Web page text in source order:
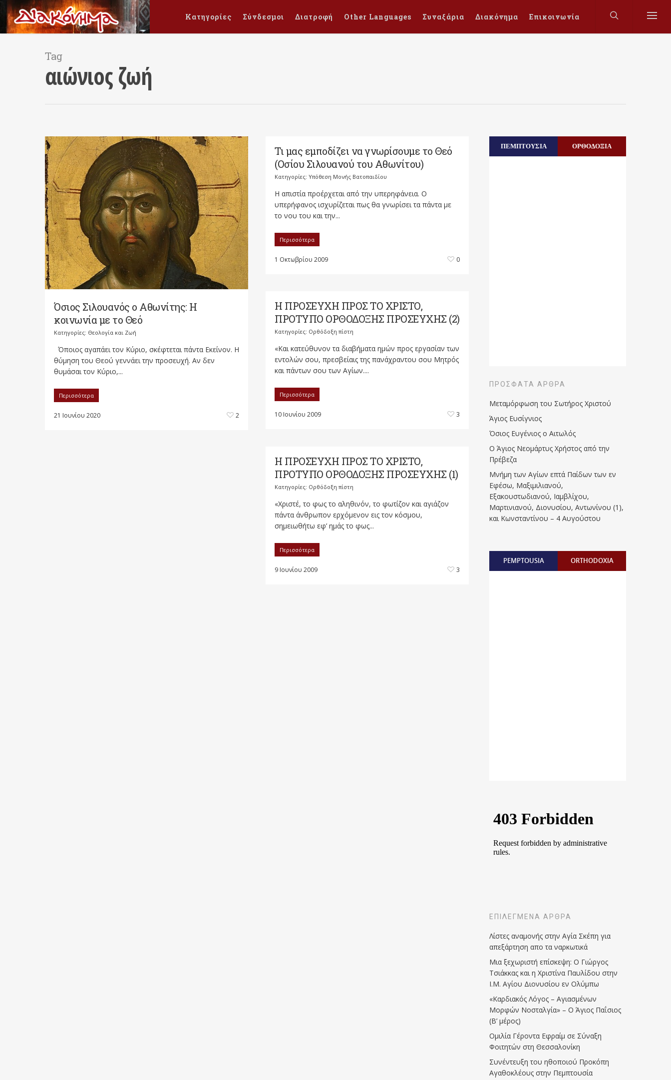
Κατηγορίες Σύνδεσμοι Διατροφή Other Languages Συναξάρια Διακόνημα Επικοινωνία
Tag
αιώνιος ζωή
Όσιος Σιλουανός ο Αθωνίτης: Η
κοινωνία με το Θεό
Κατηγορίες: Θεολογία και Ζωή
Όποιος αγαπάει τον Κύριο, σκέφτεται πάντα Εκείνον. Η
θύμηση του Θεού γεννάει την προσευχή. Αν δεν
θυμάσαι τον Κύριο,...
Περισσότερα
21 Ιουνίου 2020 2
Τι μας εμποδίζει να γνωρίσουμε το Θεό
(Οσίου Σιλουανού του Αθωνίτου)
Κατηγορίες: Υπόθεση Μονής Βατοπαιδίου
Η απιστία προέρχεται από την υπερηφάνεια. Ο
υπερήφανος ισχυρίζεται πως θα γνωρίσει τα πάντα με
το νου του και την...
Περισσότερα
1 Οκτωβρίου 2009 0
Η ΠΡΟΣΕΥΧΗ ΠΡΟΣ ΤΟ ΧΡΙΣΤΟ,
ΠΡΟΤΥΠΟ ΟΡΘΟΔΟΞΗΣ ΠΡΟΣΕΥΧΗΣ (2)
Κατηγορίες: Ορθόδοξη πίστη
«Και κατεύθυνον τα διαβήματα ημών προς εργασίαν των
εντολών σου, πρεσβείαις της πανάχραντου σου Μητρός
και πάντων σου των Αγίων....
Περισσότερα
10 Ιουνίου 2009 3
Η ΠΡΟΣΕΥΧΗ ΠΡΟΣ ΤΟ ΧΡΙΣΤΟ,
ΠΡΟΤΥΠΟ ΟΡΘΟΔΟΞΗΣ ΠΡΟΣΕΥΧΗΣ (1)
Κατηγορίες: Ορθόδοξη πίστη
«Χριστέ, το φως το αληθινόν, το φωτίζον και αγιάζον
πάντα άνθρωπον ερχόμενον εις τον κόσμου,
σημειωθήτω εφ’ ημάς το φως...
Περισσότερα
9 Ιουνίου 2009 3
ΠΕΜΠΤΟΥΣΙΑ ΟΡΘΟΔΟΞΙΑ
ΠΡΌΣΦΑΤΑ ΆΡΘΡΑ
Μεταμόρφωση του Σωτήρος Χριστού
Άγιος Ευσίγνιος
Όσιος Ευγένιος ο Αιτωλός
Ο Άγιος Νεομάρτυς Χρήστος από την
Πρέβεζα
Μνήμη των Aγίων επτά Παίδων των εν
Eφέσω, Mαξιμιλιανού,
Eξακουστωδιανού, Iαμβλίχου,
Mαρτινιανού, Διονυσίου, Aντωνίνου (1),
και Kωνσταντίνου – 4 Αυγούστου
PEMPTOUSIA ORTHODOXIA
ΕΠΙΛΕΓΜΈΝΑ ΆΡΘΡΑ
Λίστες αναμονής στην Αγία Σκέπη για
απεξάρτηση απο τα ναρκωτικά
Μια ξεχωριστή επίσκεψη: Ο Γιώργος
Τσιάκκας και η Χριστίνα Παυλίδου στην
Ι.Μ. Αγίου Διονυσίου εν Ολύμπω
«Καρδιακός Λόγος – Αγιασμένων
Μορφών Νοσταλγία» – Ο Άγιος Παΐσιος
(Β’ μέρος)
Ομιλία Γέροντα Εφραίμ σε Σύναξη
Φοιτητών στη Θεσσαλονίκη
Συνέντευξη του ηθοποιού Προκόπη
Αγαθοκλέους στην Πεμπτουσία